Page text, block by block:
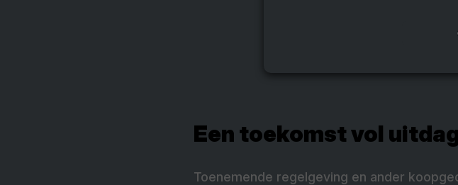
Een toekomst vol
Toenemende regelgeving en ander